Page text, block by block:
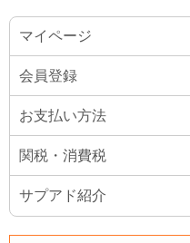
マイページ
会員登録
お支払い方法
関税・消費税
サプアド紹介